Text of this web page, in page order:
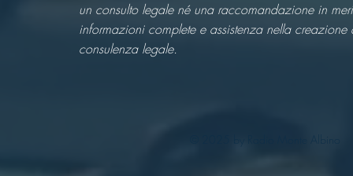
un consulto legale né una raccomandazione in
informazioni complete e assistenza nella
consulenza legale.